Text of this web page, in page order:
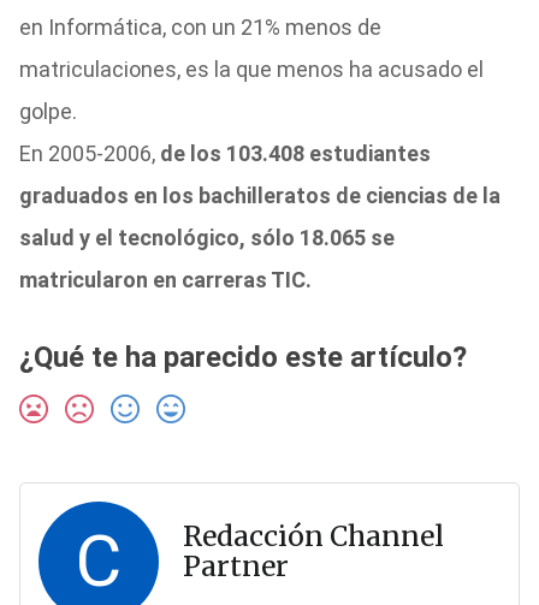
en Informática, con un 21% menos de
matriculaciones, es la que menos ha acusado el
golpe.
En 2005-2006,de los 103.408 estudiantes
graduados en los bachilleratos de ciencias de la
salud y el tecnológico, sólo 18.065 se
matricularon en carreras TIC.
¿Qué te ha parecido este artículo?
C
Redacción Channel
Partner